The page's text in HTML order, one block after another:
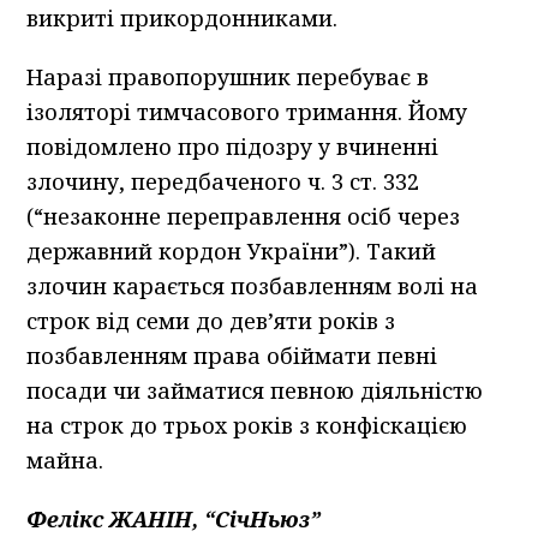
викриті прикордонниками.
Наразі правопорушник перебуває в
ізоляторі тимчасового тримання. Йому
повідомлено про підозру у вчиненні
злочину, передбаченого ч. 3 ст. 332
(“незаконне переправлення осіб через
державний кордон України”). Такий
злочин карається позбавленням волі на
строк від семи до дев’яти років з
позбавленням права обіймати певні
посади чи займатися певною діяльністю
на строк до трьох років з конфіскацією
майна.
Фелікс ЖАНІН, “СічНьюз”